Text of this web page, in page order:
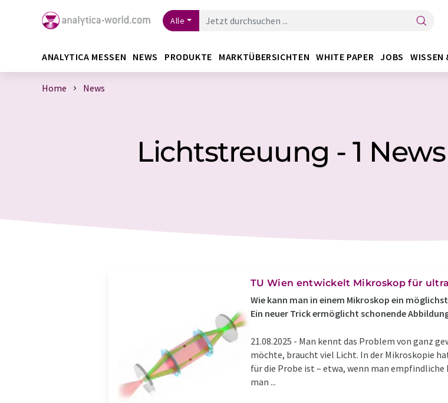
Alle
ANALYTICA MESSEN NEWS PRODUKTE MARKTÜBERSICHTEN WHITE PAPER JOBS WISSEN
Home News
Lichtstreuung - 1
TU Wien entwickelt Mikroskop für
Wie kann man in einem Mikroskop ein
Ein neuer Trick ermöglicht schonende
21.08.2025 - Man kennt das Problem von ganz
möchte, braucht viel Licht. In der Mikroskopie
für die Probe ist – etwa, wenn man
man ...